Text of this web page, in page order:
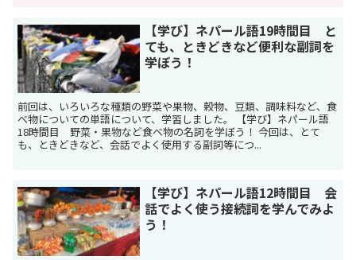
【学び】ネパール語19時間目 と
ても、ときどきなど便利な副詞を
学ぼう！
前回は、いろいろな種類の野菜や果物、穀物、豆類、調味料など、食
べ物についての単語について、学習しました。 【学び】ネパール語
18時間目 野菜・果物など食べ物の名詞を学ぼう！ 今回は、とて
も、ときどきなど、会話でよく使用する副詞等につ...
【学び】ネパール語12時間目 会
話でよく使う接続詞を学んでみよ
う！